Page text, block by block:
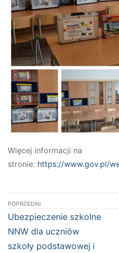
Więcej informacji na
stronie: https://www.gov.pl/
Nawigacja
wpisu
POPRZEDNI
Poprzedni
wpis:
Ubezpieczenie szkolne
NNW dla uczniów
szkoły podstawowej i